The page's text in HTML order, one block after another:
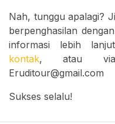
Nah, tunggu apalagi?
berpenghasilan
informasi lebih
kontak, atau via
Eruditour@gmail.com
Sukses selalu!